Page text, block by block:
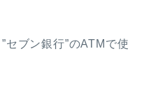
セブン銀行”のATMで使